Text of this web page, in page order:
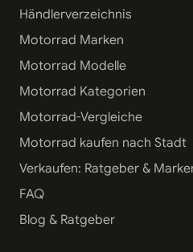
Händlerverzeichnis
Motorrad Marken
Motorrad Modelle
Motorrad Kategorien
Motorrad-Vergleiche
Motorrad kaufen nach Stadt
Verkaufen: Ratgeber &
FAQ
Blog & Ratgeber